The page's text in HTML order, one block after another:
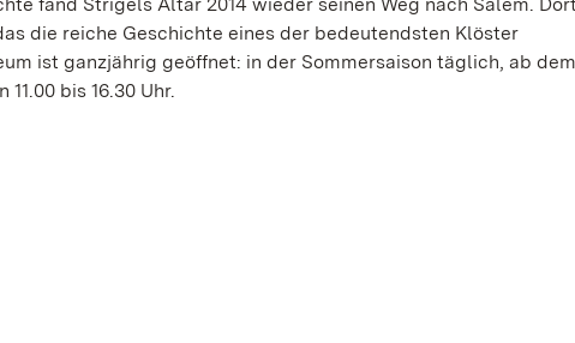
die reiche Geschichte eines der bedeutendsten Klöster
ist ganzjährig geöffnet: in der Sommersaison täglich, ab
bis 16.30 Uhr.